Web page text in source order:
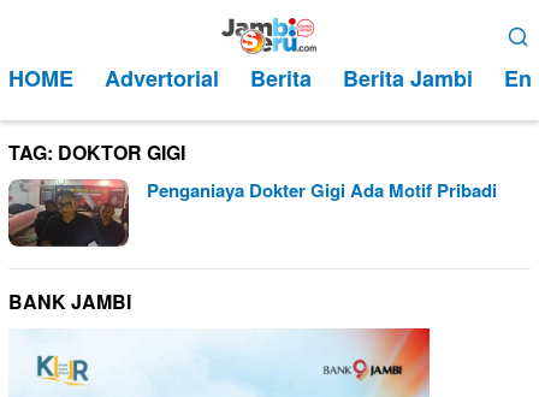
kontenMobile
HOME Advertorial Berita Berita Jambi
TAG: DOKTOR GIGI
Penganiaya Dokter Gigi Ada Motif Pribadi
BANK JAMBI